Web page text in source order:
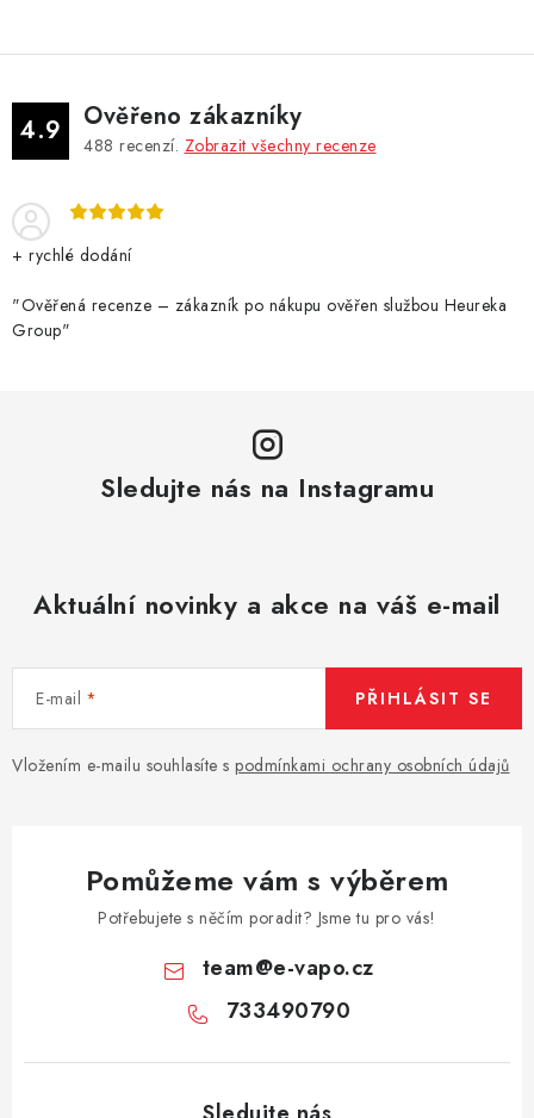
4.9 Ověřeno zákazníky
488 recenzí. Zobrazit všechny recenze
+ rychlé dodání
"Ověřená recenze – zákazník po nákupu ověřen službou Heureka
Group"
Sledujte nás na Instagramu
Aktuální novinky a akce na váš e-mail
E-mail
Vložením e-mailu souhlasíte s podmínkami ochrany osobních údajů
PŘIHLÁSIT SE
Pomůžeme vám s výběrem
Potřebujete s něčím poradit? Jsme tu pro vás!
team@e-vapo.cz
733490790